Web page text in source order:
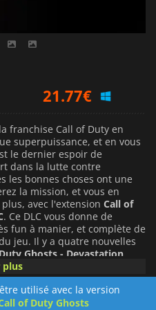
21.77€
franchise Call of Duty en
superpuissance, et en vous
le dernier espoir de
dans la lutte contre
les bonnes choses ont une
la mission, et vous en
avec l'extension Call of
. Ce DLC vous donne de
fun à manier, et complète de
jeu. Il y a quatre nouvelles
Ghosts - Devastation
emmène au Mexique et
son sous-sol à votre
bien, vous pouvez
Behemoth, vous fait voyager
plus
utilisé avec la version
of Duty Ghosts